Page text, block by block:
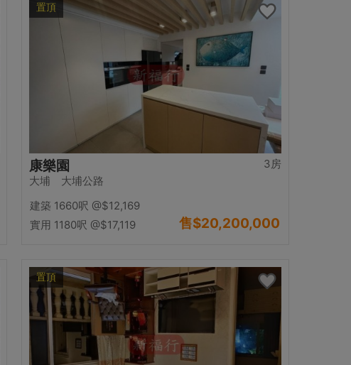
置頂
3房
康樂園
大埔 大埔公路
建築 1660呎 @$12,169
實用 1180呎 @$17,119 售$20,200,000
置頂